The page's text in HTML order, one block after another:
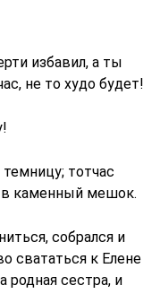
избавил, а ты
не то худо будет!
тот­час
в каменный мешок.
собрал­ся и
свататься к Елене
родная сестра, и